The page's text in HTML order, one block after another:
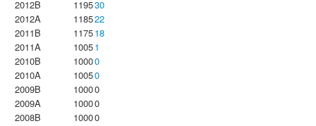
2012B
119530
2012A
118522
2011B
117518
2011A
10051
2010B
10000
2010A
10050
2009B
10000
2009A
10000
2008B
10000